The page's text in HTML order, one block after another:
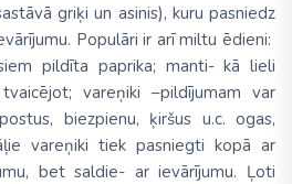
griķi un asinis), kuru pasniedz
Populāri ir arī miltu ēdieni:
pildīta paprika; manti- kā lieli
vareņiki –pildījumam var
biezpienu, ķiršus u.c. ogas,
vareņiki tiek pasniegti kopā ar
bet saldie- ar ievārījumu. Ļoti